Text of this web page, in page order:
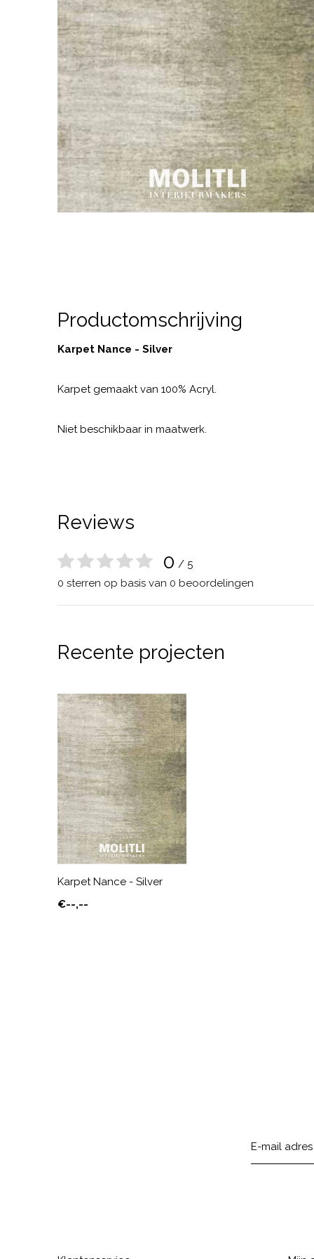
Productomschrijving
Karpet Nance - Silver
Karpet gemaakt van 100% Acryl.
Niet beschikbaar in maatwerk.
Reviews
0 / 5
0 sterren op basis van 0 beoordelingen
Recente projecten
Karpet Nance - Silver
€--,--